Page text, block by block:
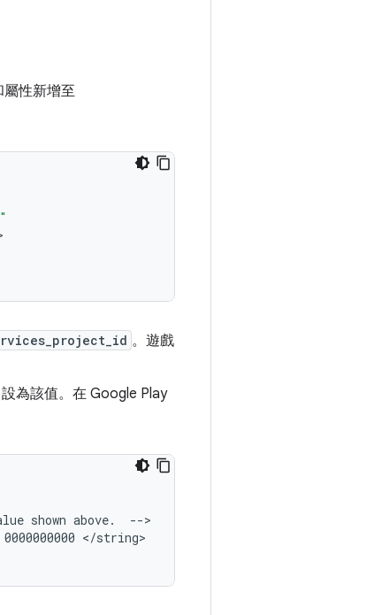
屬性新增至
。遊戲
為該值。在 Google Play
shown above.  -->
</string>